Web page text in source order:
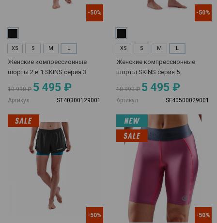
-50%
XS S M L
Женские компрессионные
шорты 2 в 1 SKINS серия 3
10 990 ₽ 5 495 ₽
Артикул ST40300129001
-50%
XS S M L
Женские компрессионные
шорты SKINS серия 5
10 990 ₽ 5 495 ₽
Артикул SF40500029001
-50% -50%